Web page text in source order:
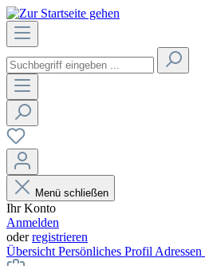
Menü schließen
Ihr Konto
Anmelden
oderregistrieren
Übersicht Persönliches Profil Adressen